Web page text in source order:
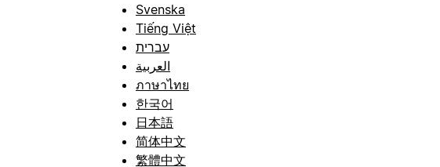
Svenska
Tiếng Việt
עברית
العربية
ภาษาไทย
한국어
日本語
简体中文
繁體中文